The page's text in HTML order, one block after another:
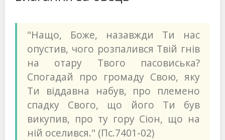
"Нащо, Боже, назавжди Ти нас
опустив, чого розпалився Твій гнів
на отару Твого пасовиська?
Спогадай про громаду Свою, яку
Ти віддавна набув, про племено
спадку Свого, що його Ти був
викупив, про ту гору Сіон, що на
ній оселився." (Пс.7401-02)